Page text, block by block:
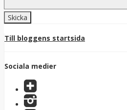
Till bloggens startsida
Sociala medier